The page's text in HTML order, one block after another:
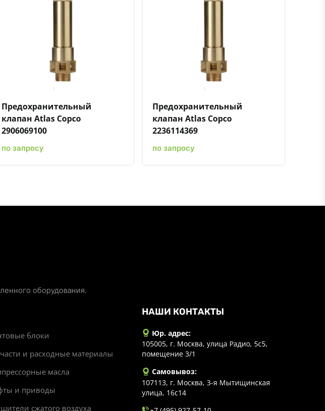
Быстрый просмотрДобавить к сравнению
Предохранительный
клапан Atlas Copco
2906069100
по запросу
Быстрый просмотрДобавить к сравнению
Предохранительный
клапан Atlas Copco
2236114369
по запросу
оборудования.
блоки
и расходные материалы
масла
и приводы
сжатого воздуха
НАШИ КОНТАКТЫ
Юр. адрес:
105005, г. Москва, улица Радио, 5с5,
помещение 3/1
Самовывоз:
107113, г. Москва, 3-я Мытищинская
улица, 16с14